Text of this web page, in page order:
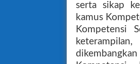
serta sikap
kamus
Kompetensi